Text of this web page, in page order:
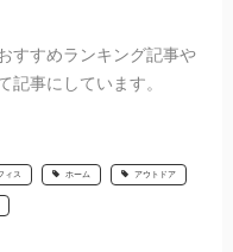
すすめランキング記事や
記事にしています。
ィス ホーム アウトドア